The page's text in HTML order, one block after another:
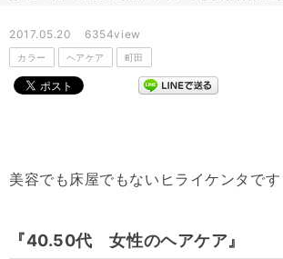
2017.05.20 6354view
カラー ヘアケア 町田
美容でも床屋でもないヒライケンタです
『40.50代 女性のヘアケア』